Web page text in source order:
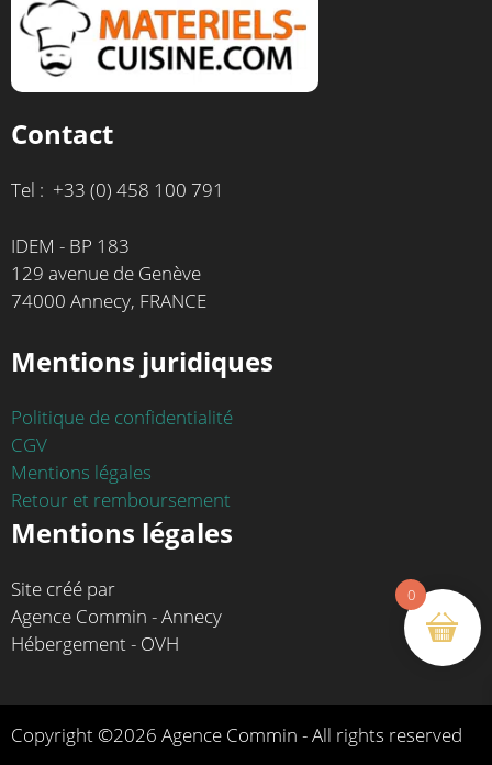
Contact
Tel : +33 (0) 458 100 791
IDEM - BP 183
129 avenue de Genève
74000 Annecy, FRANCE
Mentions juridiques
Politique de confidentialité
CGV
Mentions légales
Retour et remboursement
Mentions légales
Site créé par
Agence Commin - Annecy
Hébergement - OVH
Copyright ©2026 Agence Commin - All rights reserved
0